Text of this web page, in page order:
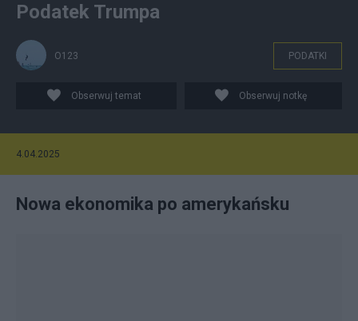
Podatek Trumpa
O123 PODATKI
Obserwuj temat Obserwuj notkę
4.04.2025
Nowa ekonomika po amerykańsku